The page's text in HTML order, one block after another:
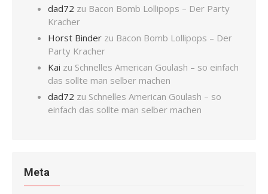
dad72 zu Bacon Bomb Lollipops – Der Party
Kracher
Horst Binder zu Bacon Bomb Lollipops – Der
Party Kracher
Kai zu Schnelles American Goulash – so einfach
das sollte man selber machen
dad72 zu Schnelles American Goulash – so
einfach das sollte man selber machen
Meta